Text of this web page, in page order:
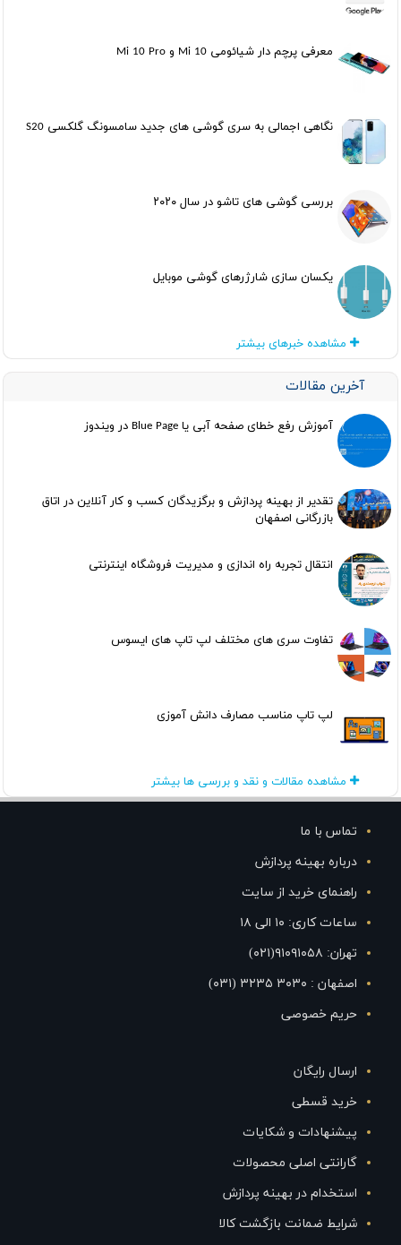
معرفی پرچم دار شیائومی Mi 10 و Mi 10 Pro
نگاهی اجمالی به سری گوشی های جدید سامسونگ گلکسی S20
بررسی گوشی های تاشو در سال ۲۰۲۰
یکسان سازی شارژرهای گوشی موبایل
مشاهده خبرهای بیشتر
آخرین مقالات
آموزش رفع خطای صفحه آبی یا Blue Page در ویندوز
تقدیر از بهینه پردازش و برگزیدگان کسب و کار آنلاین در اتاق
بازرگانی اصفهان
انتقال تجربه راه اندازی و مدیریت فروشگاه اینترنتی
تفاوت سری های مختلف لپ تاپ های ایسوس
لپ تاپ مناسب مصارف دانش آموزی
مشاهده مقالات و نقد و بررسی ها بیشتر
تماس با ما
درباره بهینه پردازش
راهنمای خرید از سایت
ساعات کاری: ۱۰ الی ۱۸
تهران: ۹۱۰۹۱۰۵۸(۰۲۱)
اصفهان : ۳۰۳۰ ۳۲۳۵ (۰۳۱)
حریم خصوصی
ارسال رایگان
خرید قسطی
پیشنهادات و شکایات
گارانتی اصلی محصولات
استخدام در بهینه پردازش
شرایط ضمانت بازگشت کالا